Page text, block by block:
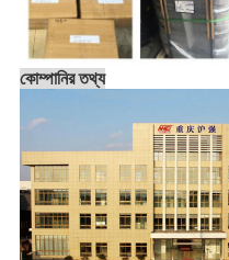
কোম্পানির তথ্য